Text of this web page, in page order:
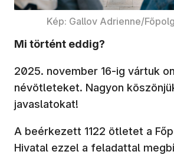
Kép: Gallov Adrienne/
Mi történt eddig?
2025. november 16-ig vártuk
névötleteket. Nagyon
javaslatokat!
A beérkezett 1122 ötletet a
Hivatal ezzel a feladattal